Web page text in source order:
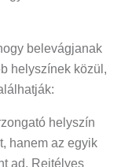
belevágjanak
helyszínek közül,
helyszín
hanem az egyik
ad. Rejtélyes